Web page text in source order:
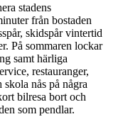
stadens
från bostaden
skidspår vintertid
På sommaren lockar
samt härliga
restauranger,
nås på några
bilresa bort och
som pendlar.